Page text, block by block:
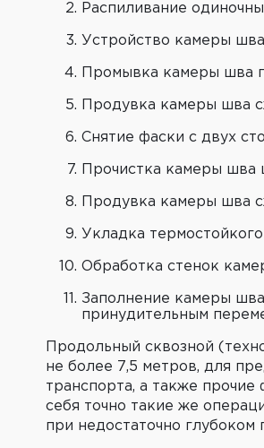
Распиливание
Устройство камеры
Промывка камеры шва
Продувка камеры шва
Снятие фаски с двух
Прочистка камеры
Продувка камеры шва
Укладка
Обработка стенок
Заполнение камеры
принудительным
Продольный сквозной
не более 7,5 метров, для
транспорта, а также прочие
себя точно такие же
при недостаточно